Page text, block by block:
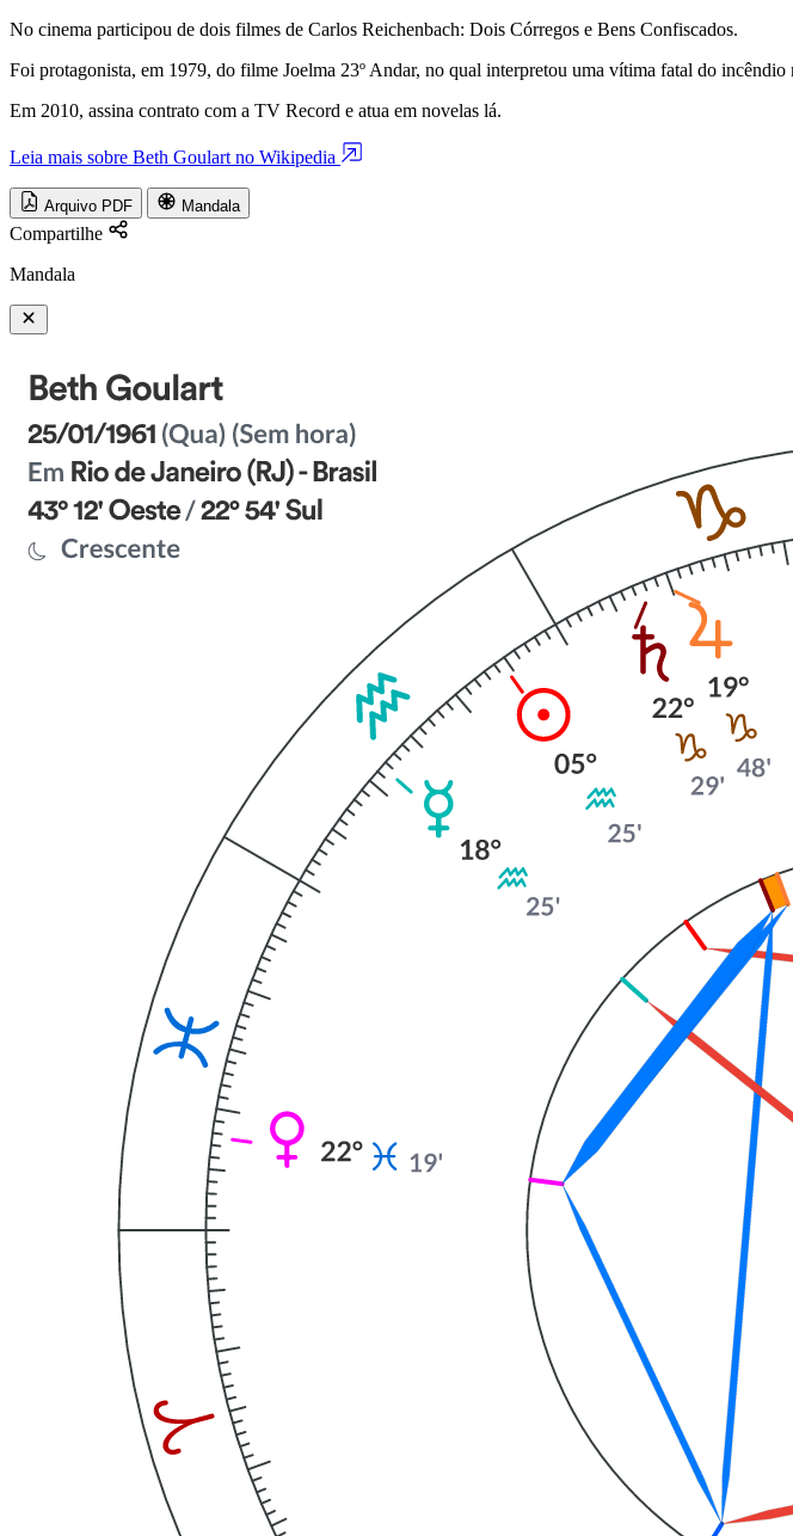
No cinema participou de dois filmes de Carlos Reichenbach: Dois Córregos e Bens Confiscados.
Foi protagonista, em 1979, do filme Joelma 23º Andar, no qual interpretou uma vítima fatal do
Em 2010, assina contrato com a TV Record e atua em novelas lá.
Leia mais sobre Beth Goulart no Wikipedia
Arquivo PDF Mandala
Compartilhe
Mandala